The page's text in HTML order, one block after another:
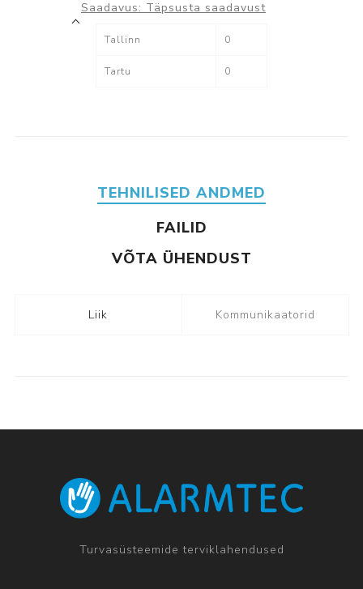
Saadavus: Täpsusta saadavust
Tallinn 0
Tartu 0
TEHNILISED ANDMED
FAILID
VÕTA ÜHENDUST
Liik Kommunikaatorid
Turvasüsteemide terviklahendused